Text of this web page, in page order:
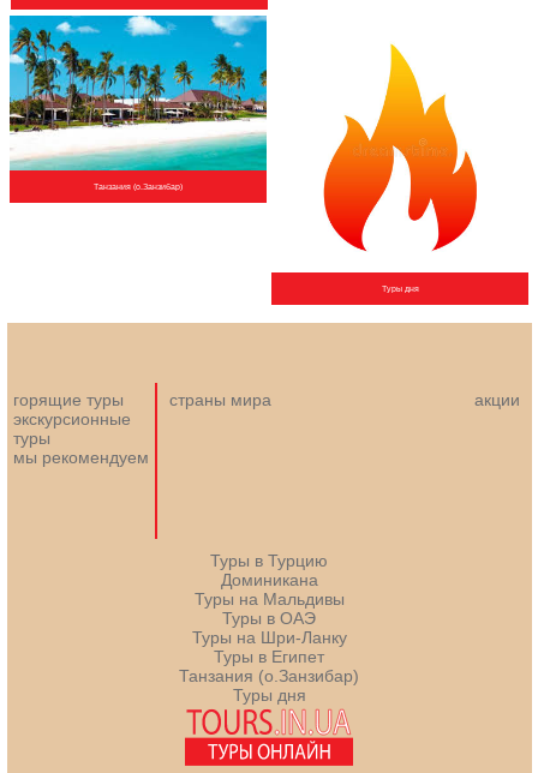
Танзания (о.Занзибар)
Туры дня
горящие туры
экскурсионные
туры
мы рекомендуем
страны мира акции
Туры в Турцию
Доминикана
Туры на Мальдивы
Туры в ОАЭ
Туры на Шри-Ланку
Туры в Египет
Танзания (о.Занзибар)
Туры дня